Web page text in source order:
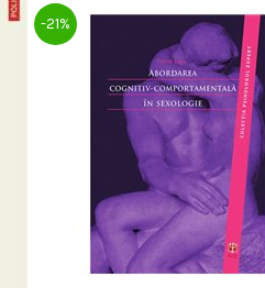
-21%